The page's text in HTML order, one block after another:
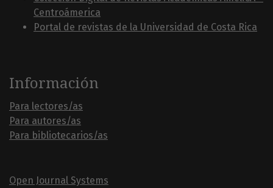
Centroámerica
Portal de revistas de la Universidad de Costa Rica
Información
Para lectores/as
Para autores/as
Para bibliotecarios/as
Open Journal Systems